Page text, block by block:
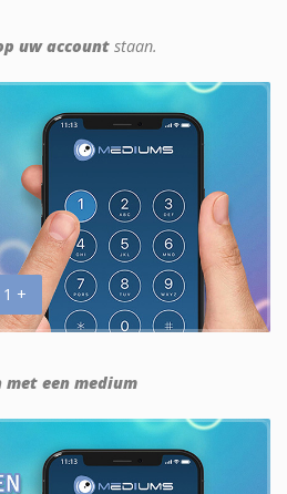
uw account staan.
+
een medium